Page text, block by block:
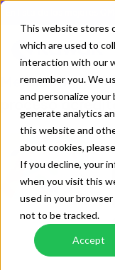
This website stores
which are used to
interaction with our
remember you. We
and personalize
generate analytics
this website and
about cookies,
If you decline, your
when you visit this
used in your
not to be tracked.
Accept
Mejorando los
proceso